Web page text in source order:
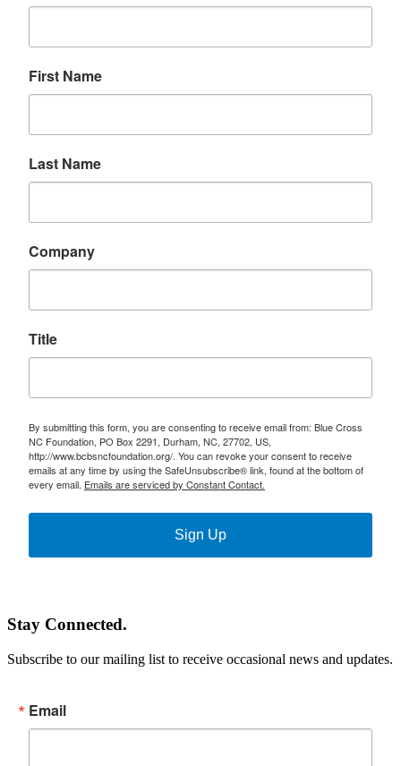
First Name
Last Name
Company
Title
By submitting this form, you are consenting to receive email from: Blue Cross
NC Foundation, PO Box 2291, Durham, NC, 27702, US,
http://www.bcbsncfoundation.org/. You can revoke your consent to receive
emails at any time by using the SafeUnsubscribe® link, found at the bottom of
every email. Emails are serviced by Constant Contact.
Sign Up
Stay Connected.
Subscribe to our mailing list to receive occasional news and updates.
Email